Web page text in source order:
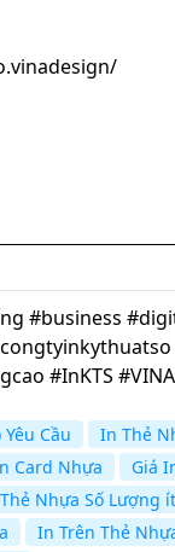
#business
#InKTS
Cầu
In Thẻ
Card Nhựa Giá
Nhựa Số Lượng ít
In Trên Thẻ